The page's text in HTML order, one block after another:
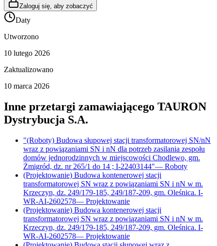
Zaloguj się, aby zobaczyć
Daty
Utworzono
10 lutego 2026
Zaktualizowano
10 marca 2026
Inne przetargi zamawiającego TAURON
Dystrybucja S.A.
"(Roboty) Budowa słupowej stacji transformatorowej SN/nN
wraz z powiązaniami SN i nN dla potrzeb zasilania zespołu
domów jednorodzinnych w miejscowości Chodlewo, gm.
Żmigród, dz. nr 265/1 do 14 ; I-22403144"— Roboty
(Projektowanie) Budowa kontenerowej stacji
transformatorowej SN wraz z powiązaniami SN i nN w m.
Krzeczyn, dz. 249/179-185, 249/187-209, gm. Oleśnica. I-
WR-AI-2602578— Projektowanie
(Projektowanie) Budowa kontenerowej stacji
transformatorowej SN wraz z powiązaniami SN i nN w m.
Krzeczyn, dz. 249/179-185, 249/187-209, gm. Oleśnica. I-
WR-AI-2602578— Projektowanie